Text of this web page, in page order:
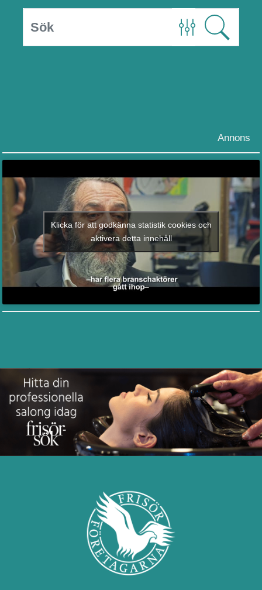
Annons
Klicka för att godkänna statistik cookies och
aktivera detta innehåll